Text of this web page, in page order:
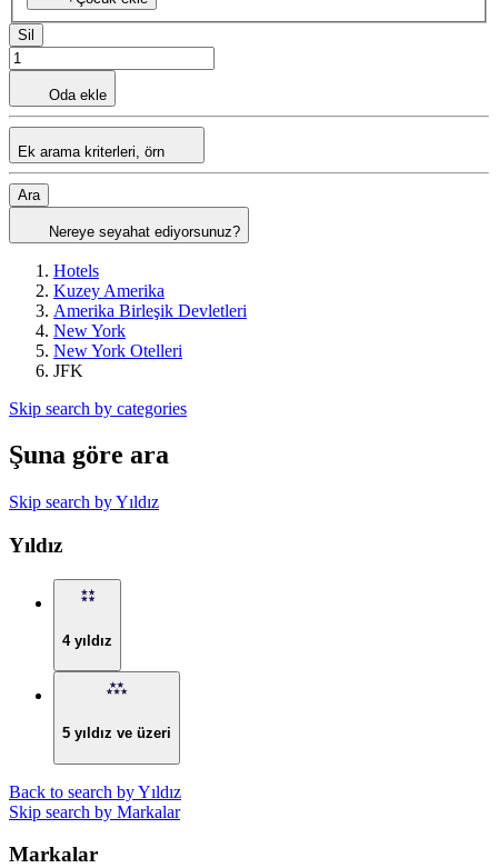
Sil
Oda ekle
Ek arama kriterleri, örn
Ara
Nereye seyahat ediyorsunuz?
Hotels
Kuzey Amerika
Amerika Birleşik Devletleri
New York
New York Otelleri
JFK
Skip search by categories
Şuna göre ara
Skip search by Yıldız
Yıldız
4 yıldız
5 yıldız ve üzeri
Back to search by Yıldız
Skip search by Markalar
Markalar